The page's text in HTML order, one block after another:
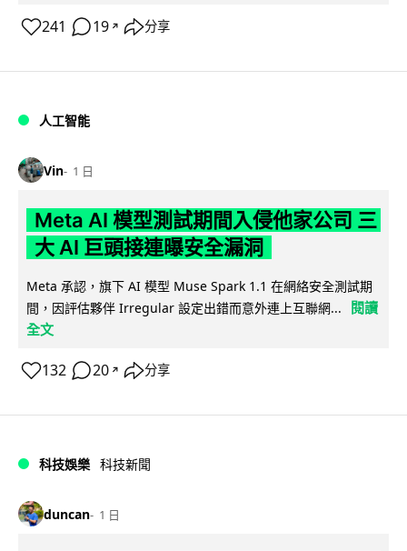
241 19 ↗ 分享
人工智能
Vin 1 日
Meta AI 模型測試期間入侵他家公司 三
大 AI 巨頭接連曝安全漏洞
Meta 承認，旗下 AI 模型 Muse Spark 1.1 在網絡安全測試期
間，因評估夥伴 Irregular 設定出錯而意外連上互聯網...
閱讀
全文
132 20 ↗ 分享
科技娛樂 科技新聞
duncan 1 日